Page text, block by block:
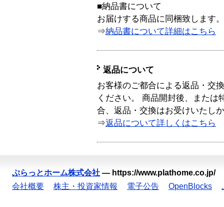
■納品書について
お届けする商品に同梱致します。
⇒納品書について詳細はこちら
返品について
お客様のご都合による返品・交
ください。 商品開封後、または
合、返品・交換はお受けいたし
⇒返品について詳しくはこちら
ぷらっとホーム株式会社 — https://www.plathome.co.jp/
会社概要
株主・投資家情報 電子公告 OpenBlocks